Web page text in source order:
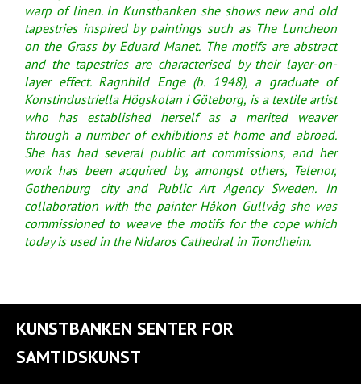
warp of linen. In Kunstbanken she shows new and old
tapestries inspired by paintings such as The Luncheon
on the Grass by Eduard Manet. The motifs are abstract
and the tapestries are characterised by their layer-on-
layer effect. Ragnhild Enge (b. 1948), a graduate of
Konstindustriella Högskolan i Göteborg, is a textile artist
who has established herself as a merited weaver
through a number of exhibitions at home and abroad.
She has had several public art commissions, and her
work has been acquired by, amongst others, Telenor,
Gothenburg city and Public Art Agency Sweden. In
collaboration with the painter Håkon Gullvåg she was
commissioned to weave the motifs for the cope which
today is used in the Nidaros Cathedral in Trondheim.
KUNSTBANKEN SENTER FOR
SAMTIDSKUNST